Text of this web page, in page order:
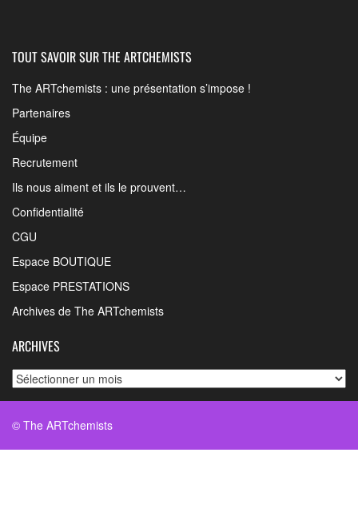
TOUT SAVOIR SUR THE ARTCHEMISTS
The ARTchemists : une présentation s’impose !
Partenaires
Équipe
Recrutement
Ils nous aiment et ils le prouvent…
Confidentialité
CGU
Espace BOUTIQUE
Espace PRESTATIONS
Archives de The ARTchemists
ARCHIVES
Archives
© The ARTchemists